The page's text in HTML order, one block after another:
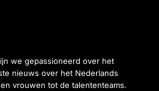
we gepassioneerd over het
nieuws over het Nederlands
vrouwen tot de talententeams.